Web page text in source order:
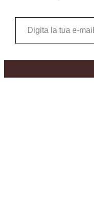
Digita la tua e-mail...